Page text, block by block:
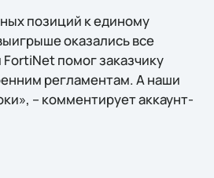
позиций к единому
оказались все
помог заказчику
регламентам. А наши
– комментирует аккаунт-